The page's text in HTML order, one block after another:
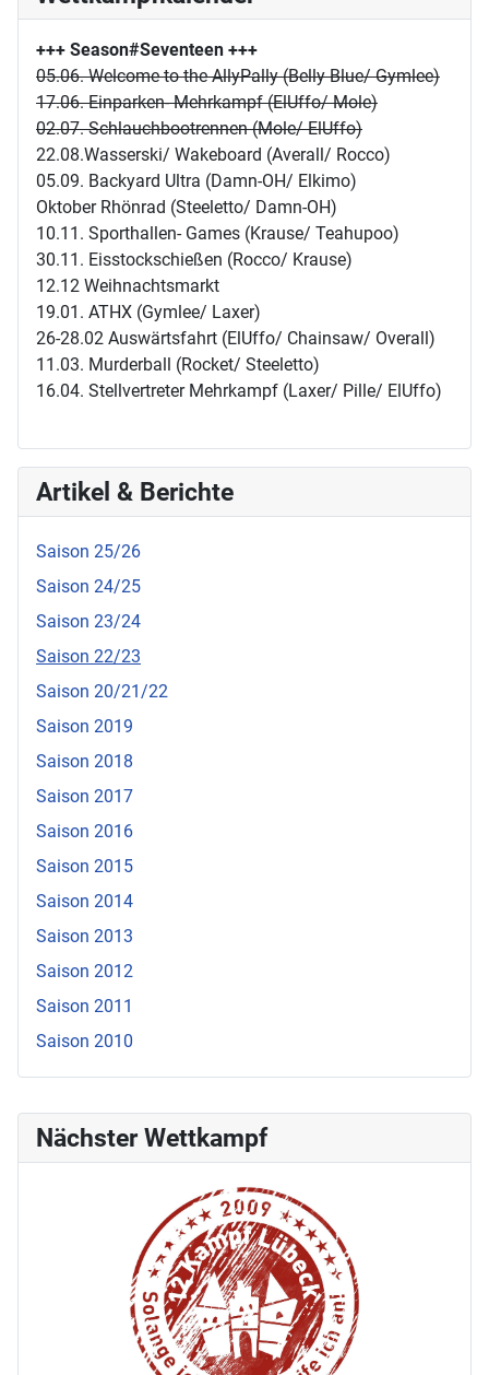
Nächster Wettkampf
+++ Season#Seventeen +++
05.06. Welcome to the AllyPally (Belly Blue/ Gymlee)
17.06. Einparken- Mehrkampf (ElUffo/ Mole)
02.07. Schlauchbootrennen (Mole/ ElUffo)
22.08.Wasserski/ Wakeboard (Averall/ Rocco)
05.09. Backyard Ultra (Damn-OH/ Elkimo)
Oktober Rhönrad (Steeletto/ Damn-OH)
10.11. Sporthallen- Games (Krause/ Teahupoo)
30.11. Eisstockschießen (Rocco/ Krause)
12.12 Weihnachtsmarkt
19.01. ATHX (Gymlee/ Laxer)
26-28.02 Auswärtsfahrt (ElUffo/ Chainsaw/ Overall)
11.03. Murderball (Rocket/ Steeletto)
16.04. Stellvertreter Mehrkampf (Laxer/ Pille/ ElUffo)
Artikel & Berichte
Saison 25/26
Saison 24/25
Saison 23/24
Saison 22/23
Saison 20/21/22
Saison 2019
Saison 2018
Saison 2017
Saison 2016
Saison 2015
Saison 2014
Saison 2013
Saison 2012
Saison 2011
Saison 2010